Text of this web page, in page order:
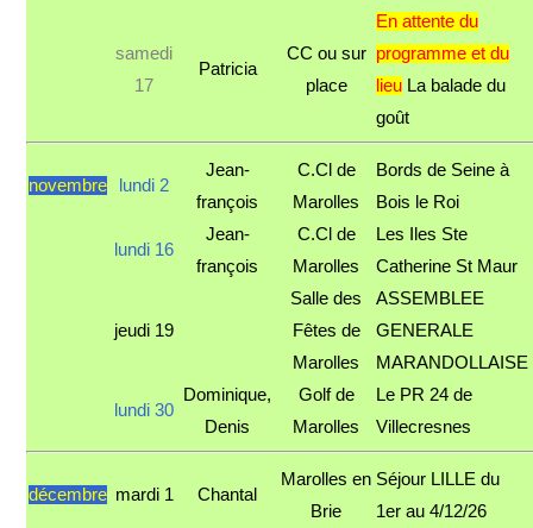
samedi
17
Patricia
CC ou sur
place
En attente du
programme et du
lieu La balade du
goût
novembre lundi 2
Jean-
françois
C.Cl de
Marolles
Bords de Seine à
Bois le Roi
lundi 16
Jean-
françois
C.Cl de
Marolles
Les Iles Ste
Catherine St Maur
jeudi 19
Salle des
Fêtes de
Marolles
ASSEMBLEE
GENERALE
MARANDOLLAISE
lundi 30
Dominique,
Denis
Golf de
Marolles
Le PR 24 de
Villecresnes
décembre mardi 1 Chantal
Marolles en
Brie
Séjour LILLE du
1er au 4/12/26